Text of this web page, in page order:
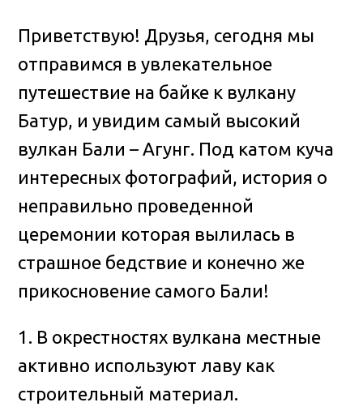
Приветствую! Друзья, сегодня мы
отправимся в увлекательное
путешествие на байке к вулкану
Батур, и увидим самый высокий
вулкан Бали – Агунг. Под катом куча
интересных фотографий, история о
неправильно проведенной
церемонии которая вылилась в
страшное бедствие и конечно же
прикосновение самого Бали!
1. В окрестностях вулкана местные
активно используют лаву как
строительный материал.